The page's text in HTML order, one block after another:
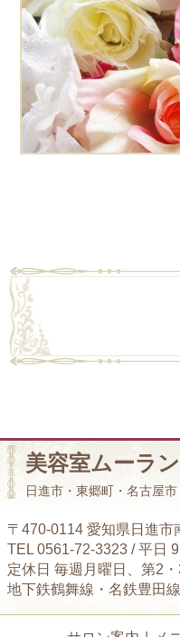
美容室ムーラ
日進市・東郷町・名古屋
〒470-0114 愛知県日進市
TEL 0561-72-3323 / 平日
定休日 毎週月曜日、第2・
地下鉄鶴舞線・名鉄豊田